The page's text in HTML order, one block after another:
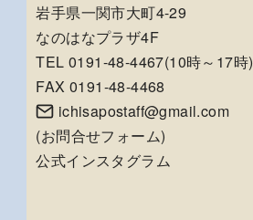
岩手県一関市大町4-29
なのはなプラザ4F
TEL 0191-48-4467(10時～17時)
FAX 0191-48-4468
ichisapostaff@gmail.com
(お問合せフォーム)
公式インスタグラム